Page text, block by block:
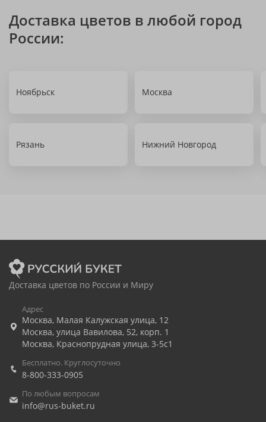
Доставка цветов в любой город
России:
Ноябрьск Москва
Рязань Нижний Новгород
Доставка цветов по России и Миру
Адрес
Москва, Малая Калужская улица, 12
Москва, улица Вавилова, 52, корп. 1
Москва, Краснопрудная улица, 3-5с1
Бесплатно. Круглосуточно
8-800-333-0905
По любым вопросам
info@rus-buket.ru